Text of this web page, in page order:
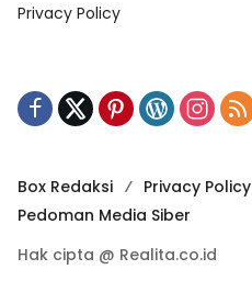
Privacy Policy
Box Redaksi Privacy Policy
Pedoman Media Siber
Hak cipta @ Realita.co.id